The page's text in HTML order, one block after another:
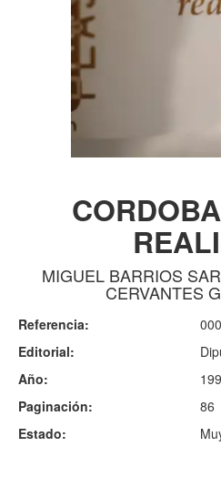
MIGUEL BARRIOS
CERVANTES
Referencia:
Editorial:
Año:
Paginación:
86
Estado: